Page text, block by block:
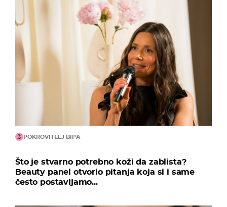
POKROVITELJ BIPA
Što je stvarno potrebno koži da zablista?
Beauty panel otvorio pitanja koja si i same
često postavljamo...